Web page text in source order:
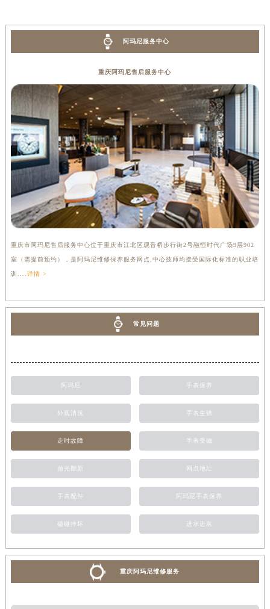
阿玛尼服务中心
重庆阿玛尼售后服务中心
重庆市阿玛尼售后服务中心位于重庆市江北区观音桥步行街2号融恒时代广场9层902
室（需提前预约），是阿玛尼维修保养服务网点,中心技师均接受国际化标准的职业培
训....详情 >
常见问题
阿玛尼 手表保养
外观清洗 手表生锈
走时故障 手表受磁
抛光翻新 网点地址
手表配件 阿玛尼手表保养
磕碰摔坏 进水进灰
重庆阿玛尼维修服务